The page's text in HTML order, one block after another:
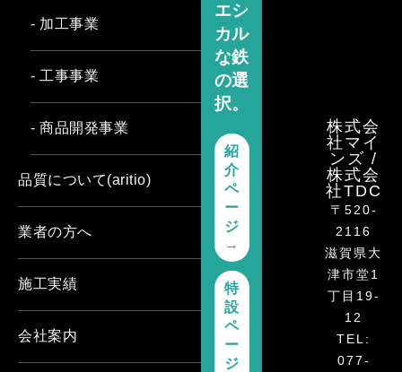
株式会
社マイ
ンズ /
株式会
社TDC
〒520-
2116
滋賀県大
津市堂1
丁目19-
12
TEL:
077-
エシ
カル
な鉄
の選
択。
紹
介
ペ
ー
ジ
→
特
設
ペ
ー
ジ
- 加工事業
- 工事事業
- 商品開発事業
品質について(aritio)
業者の方へ
施工実績
会社案内